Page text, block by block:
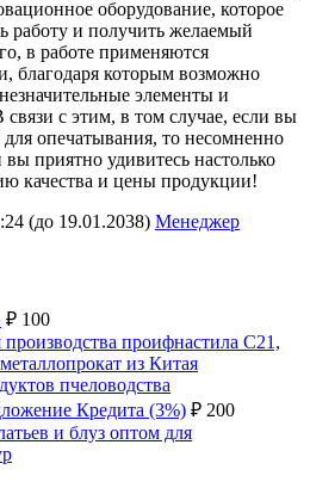
оборудование, которое
работу и получить желаемый
в работе применяются
благодаря которым возможно
элементы и
с этим, в том случае, если вы
для опечатывания, то несомненно
приятно удивитесь настолько
качества и цены продукции!
(до 19.01.2038) Менеджер
₽ 100
производства проифнастила С21,
из Китая
пчеловодства
Кредита (3%) ₽ 200
и блуз оптом для